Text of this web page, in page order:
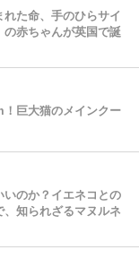
た命、手のひらサイ
の赤ちゃんが英国で誕
巨大猫のメインクー
いのか？イエネコとの
知られざるマヌルネ